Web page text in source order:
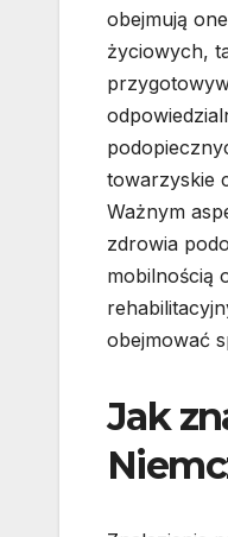
obejmują
życiowych,
towarzyskie
Ważnym
zdrowia
mobilnością
obejmować
Jak